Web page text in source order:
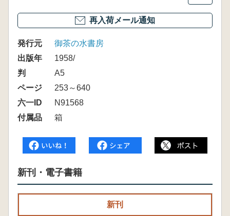
再入荷メール通知
発行元
御茶の水書房
出版年
1958/
判
A5
ページ
253～640
六一ID
N91568
付属品
箱
新刊・電子書籍
新刊